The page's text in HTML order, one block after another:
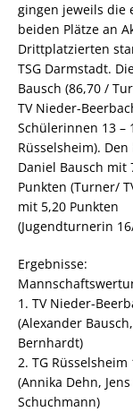
gingen jeweils die
beiden Plätze an
Drittplatzierten
TSG Darmstadt.
Bausch (86,70 /
TV Nieder-
Schülerinnen 13 –
Rüsselsheim).
Daniel Bausch mit
Punkten (Turner/
mit 5,20 Punkten
(Jugendturnerin
Ergebnisse:
1. TV Nieder-
(Alexander
Bernhardt)
2. TG Rüsselsheim
(Annika Dehn,
Schuchmann)